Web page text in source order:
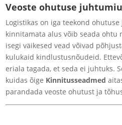
Veoste ohutuse
Logistikas on iga teekond
kinnitamata alus võib seada ohtu
isegi väikesed vead võivad
kulukaid kindlustusnõudeid.
eriala tagada, et seda ei juhtuks.
kuidas õige Kinnitusseadmed
parandada veoste ohutust ja